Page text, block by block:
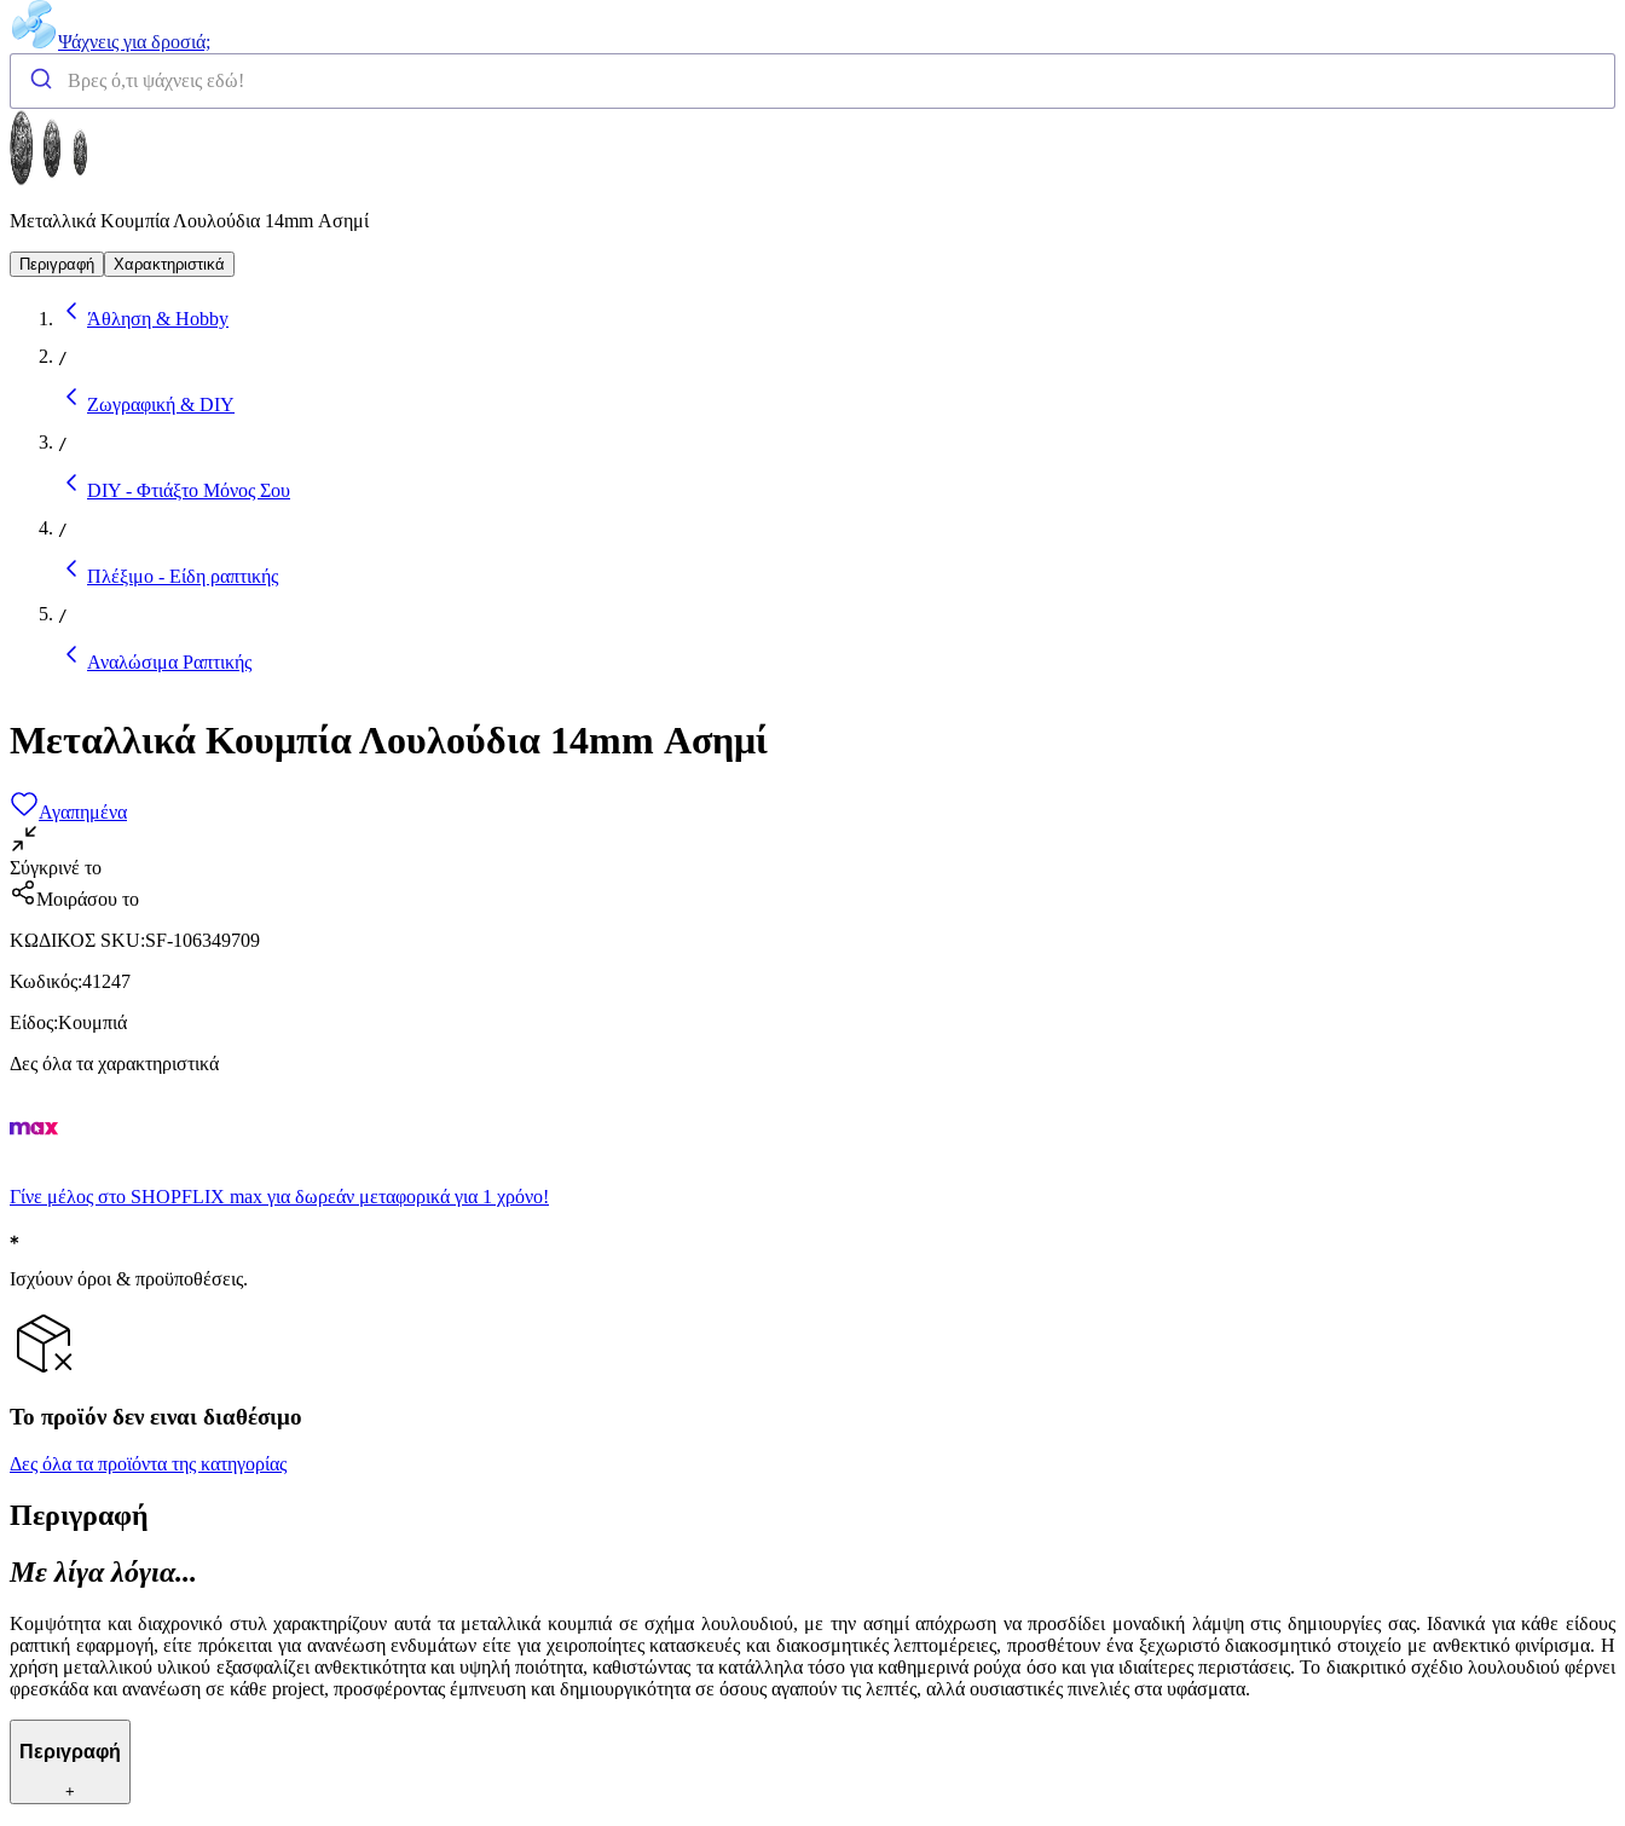
Ψάχνεις για δροσιά;
Μεταλλικά Κουμπία Λουλούδια 14mm Ασημί
Περιγραφή Χαρακτηριστικά
Άθληση & Hobby
/
Ζωγραφική & DIY
/
DIY - Φτιάξτο Μόνος Σου
/
Πλέξιμο - Είδη ραπτικής
/
Αναλώσιμα Ραπτικής
Μεταλλικά Κουμπία Λουλούδια 14mm Ασημί
Αγαπημένα
Σύγκρινέ το
Μοιράσου το
ΚΩΔΙΚΟΣ SKU:SF-106349709
Κωδικός:41247
Είδος:Κουμπιά
Δες όλα τα χαρακτηριστικά
Γίνε μέλος στο SHOPFLIX max για δωρεάν μεταφορικά για 1 χρόνο!
Ισχύουν όροι & προϋποθέσεις.
Το προϊόν δεν ειναι διαθέσιμο
Δες όλα τα προϊόντα της κατηγορίας
Περιγραφή
Με λίγα λόγια...
Κομψότητα και διαχρονικό στυλ χαρακτηρίζουν αυτά τα μεταλλικά κουμπιά σε σχήμα λουλουδιού, με την ασημί απόχρωση να προσδίδει μοναδική λάμψη στις δημιουργίες σας. Ιδανικά για κάθε είδους
ραπτική εφαρμογή, είτε πρόκειται για ανανέωση ενδυμάτων είτε για χειροποίητες κατασκευές και διακοσμητικές λεπτομέρειες, προσθέτουν ένα ξεχωριστό διακοσμητικό στοιχείο με ανθεκτικό φινίρισμα. Η
χρήση μεταλλικού υλικού εξασφαλίζει ανθεκτικότητα και υψηλή ποιότητα, καθιστώντας τα κατάλληλα τόσο για καθημερινά ρούχα όσο και για ιδιαίτερες περιστάσεις. Το διακριτικό σχέδιο λουλουδιού φέρνει
φρεσκάδα και ανανέωση σε κάθε project, προσφέροντας έμπνευση και δημιουργικότητα σε όσους αγαπούν τις λεπτές, αλλά ουσιαστικές πινελιές στα υφάσματα.
Περιγραφή
+